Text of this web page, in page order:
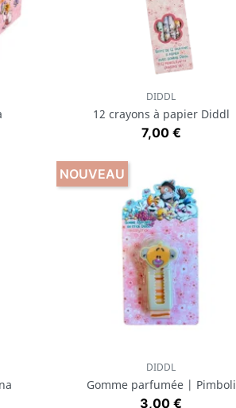
Aperçu rapide
DIDDL
12 crayons à papier Diddl
Prix
7,00 €
Aperçu rapide
DIDDL
Gomme parfumée | Pimboli
Prix
3,00 €
NOUVEAU